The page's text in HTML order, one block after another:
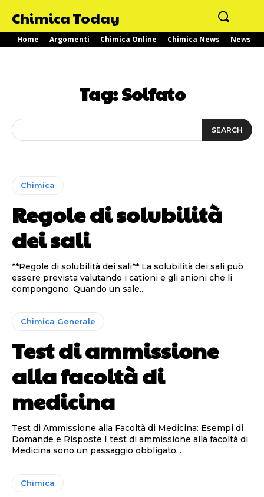
Chimica Today
Home Argomenti Chimica Online Chimica News News
Tag:Solfato
SEARCH
Chimica
Regole di solubilità
dei sali
**Regole di solubilità dei sali** La solubilità dei sali può
essere prevista valutando i cationi e gli anioni che li
compongono. Quando un sale...
Chimica Generale
Test di ammissione
alla facoltà di
medicina
Test di Ammissione alla Facoltà di Medicina: Esempi di
Domande e Risposte I test di ammissione alla facoltà di
Medicina sono un passaggio obbligato...
Chimica